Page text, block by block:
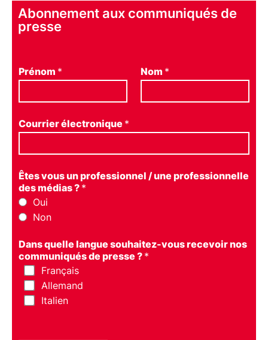
Abonnement aux communiqués de
presse
Prénom * Nom *
Courrier électronique *
Êtes vous un professionnel / une professionnelle
des médias ? *
Oui
Non
Dans quelle langue souhaitez-vous recevoir nos
communiqués de presse ? *
Français
Allemand
Italien